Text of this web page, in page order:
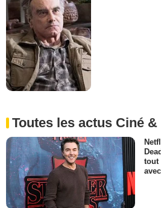
Toutes les actus Ciné
tout